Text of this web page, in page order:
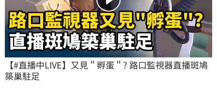
【#直播中LIVE】又見＂孵蛋＂? 路口監視器直播斑鳩
築巢駐足